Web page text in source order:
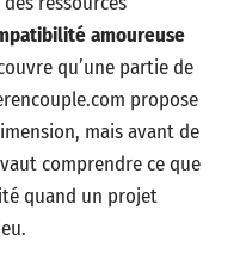
amoureuse
qu’une partie de
propose
mais avant de
comprendre ce que
quand un projet